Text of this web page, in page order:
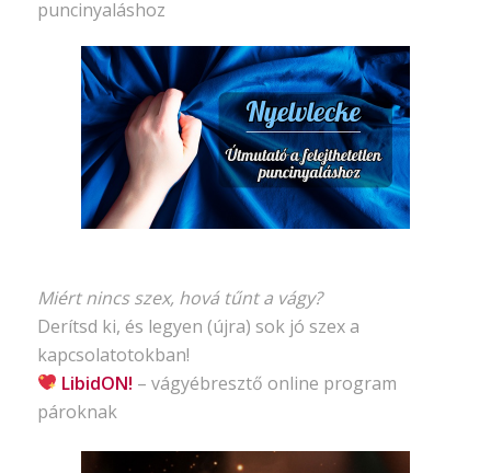
puncinyaláshoz
Miért nincs szex, hová tűnt a vágy?
Derítsd ki, és legyen (újra) sok jó szex a
kapcsolatotokban!
LibidON! – vágyébresztő online program
pároknak